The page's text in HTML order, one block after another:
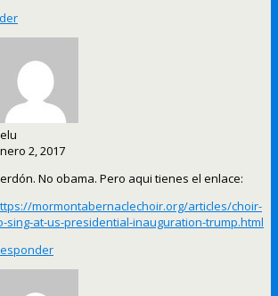
2, 2017
No obama. Pero aqui tienes el enlace:
mormontabernaclechoir.org/articles/choir-
sing-at-us-presidential-inauguration-trump.html